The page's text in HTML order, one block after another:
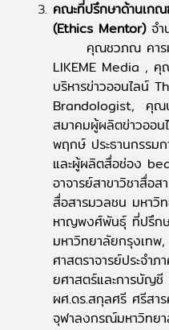
คณะที่ปรึกษาด้านเกณ
(Ethics Mentor) จ
คุณชวภณ คารม
LIKEME Media ,
บริหารข่าวออนไลน์
Brandologist, คุณ
สมาคมผู้ผลิตข่าวออ
พฤกษ์ ประธานกรรม
และผู้ผลิตสื่อช่อง
อาจารย์สาขาวิชาสื่อ
สื่อสารมวลชน มหาวิ
หาญพงศ์พันธุ์ ที่ปรึกษ
มหาวิทยาลัยกรุงเทพ
ศาสตราจารย์ประจำ
ยศาสตร์และการบัญชี
ผศ.ดร.สกุลศรี ศรีสา
จุฬาลงกรณ์มหาวิทย